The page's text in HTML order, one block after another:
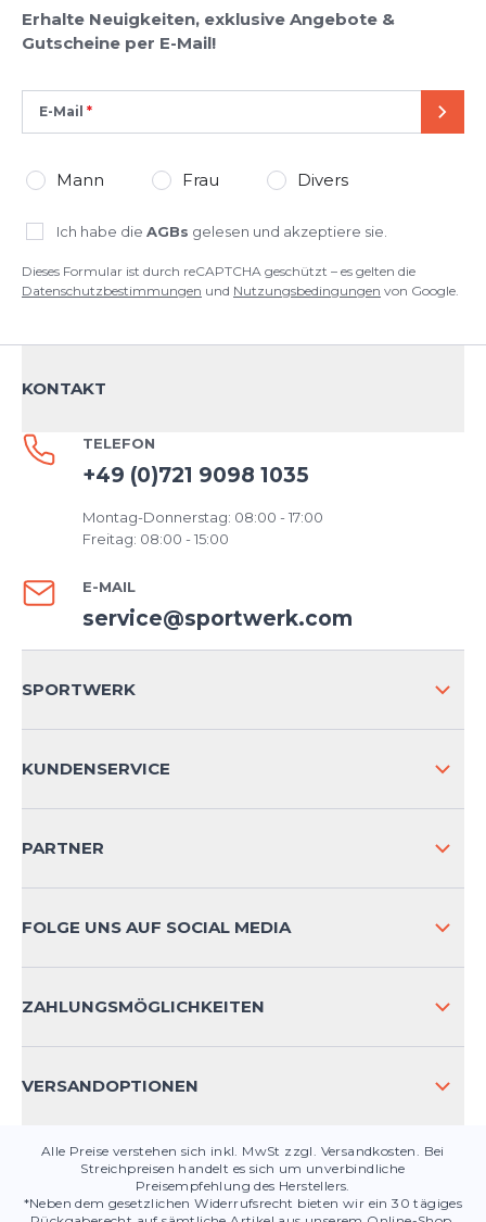
Erhalte Neuigkeiten, exklusive Angebote &
Gutscheine per E-Mail!
E-Mail
Mann Frau Divers
Ich habe die AGBs gelesen und akzeptiere sie.
Dieses Formular ist durch reCAPTCHA geschützt – es gelten die
Datenschutzbestimmungen und Nutzungsbedingungen von Google.
KONTAKT
TELEFON
+49 (0)721 9098 1035
Montag-Donnerstag: 08:00 - 17:00
Freitag: 08:00 - 15:00
E-MAIL
service@sportwerk.com
SPORTWERK
KUNDENSERVICE
KONTAKT
PRODUKTSICHERHEIT
PARTNER
FOLGE UNS AUF SOCIAL MEDIA
ZAHLUNGSMÖGLICHKEITEN
VERSANDOPTIONEN
Alle Preise verstehen sich inkl. MwSt zzgl. Versandkosten. Bei
Streichpreisen handelt es sich um unverbindliche
Preisempfehlung des Herstellers.
*Neben dem gesetzlichen Widerrufsrecht bieten wir ein 30 tägiges